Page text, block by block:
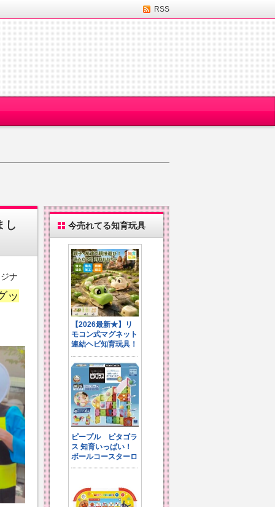
RSS
し
ナ
ッ
今売れてる知育玩具